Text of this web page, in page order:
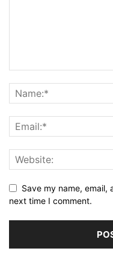
Save my name,
next time I comment.